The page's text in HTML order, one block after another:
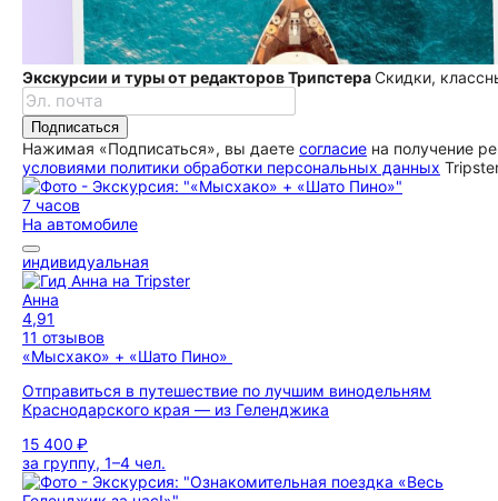
Экскурсии и туры от редакторов ТрипстераСкидки,
Подписаться
Нажимая «Подписаться», вы даете согласие на получение
условиями политики обработки персональных данных
7 часов
На автомобиле
индивидуальная
Анна
4,91
11 отзывов
«Мысхако» + «Шато Пино»
Отправиться в путешествие по лучшим винодельням
Краснодарского края — из Геленджика
15 400 ₽
за группу, 1–4 чел.